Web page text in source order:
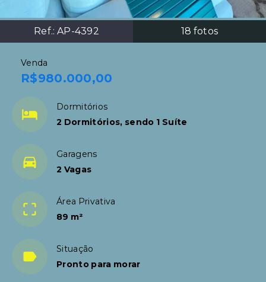
Ref.: AP-4392 18 fotos
Venda
R$980.000,00
Dormitórios
2 Dormitórios, sendo 1 Suíte
Garagens
2 Vagas
Área Privativa
89 m²
Situação
Pronto para morar